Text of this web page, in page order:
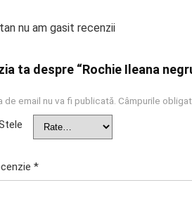
nu am gasit recenzii
ta despre “Rochie Ileana
de email nu va fi publicată. Câmpurile
*